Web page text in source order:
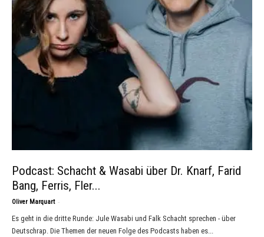
Podcast: Schacht & Wasabi über Dr. Knarf, Farid
Bang, Ferris, Fler...
Oliver Marquart -
Es geht in die dritte Runde: Jule Wasabi und Falk Schacht sprechen - über
Deutschrap. Die Themen der neuen Folge des Podcasts haben es...